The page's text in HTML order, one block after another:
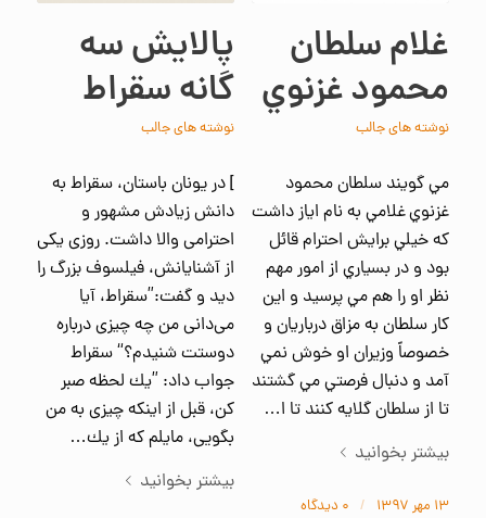
غلام سلطان
محمود غزنوي
نوشته های جالب
مي گويند سلطان محمود
غزنوي غلامي به نام اياز داشت
كه خيلي برايش احترام قائل
بود و در بسياري از امور مهم
نظر او را هم مي پرسيد و اين
كار سلطان به مزاق درباريان و
خصوصاً وزيران او خوش نمي
آمد و دنبال فرصتي مي گشتند
تا از سلطان گلايه كنند تا ا…
بیشتر بخوانید
۱۳ مهر ۱۳۹۷ / ۰ دیدگاه‌
پالایش سه
گانه سقراط
نوشته های جالب
] در يونان باستان، سقراط به
دانش زيادش مشهور و
احترامی والا داشت. روزی يكی
از آشنايانش، فيلسوف بزرگ را
ديد و گفت:”سقراط، آيا
می‌دانی من چه چيزی درباره
دوستت شنيدم؟“ سقراط
جواب داد: ”يك لحظه صبر
كن، قبل از اينكه چيزی به من
بگويی، مايلم كه از يك…
بیشتر بخوانید